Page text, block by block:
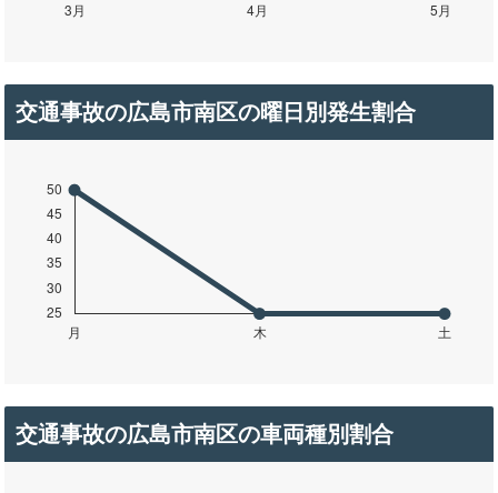
交通事故の広島市南区の曜日別発生割合
交通事故の広島市南区の車両種別割合